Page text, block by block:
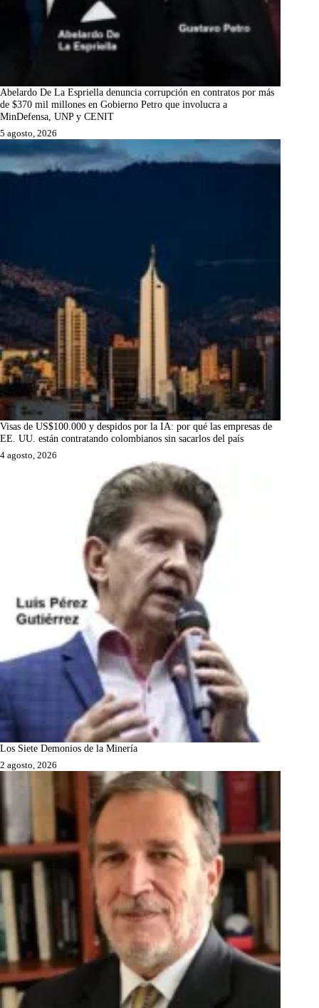
Abelardo De La Espriella denuncia corrupción en contratos por más
de $370 mil millones en Gobierno Petro que involucra a
MinDefensa, UNP y CENIT
5 agosto, 2026
Visas de US$100.000 y despidos por la IA: por qué las empresas de
EE. UU. están contratando colombianos sin sacarlos del país
4 agosto, 2026
Los Siete Demonios de la Minería
2 agosto, 2026